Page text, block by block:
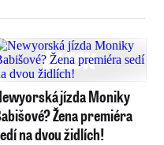
jízda Moniky
Žena premiéra
na dvou židlích!